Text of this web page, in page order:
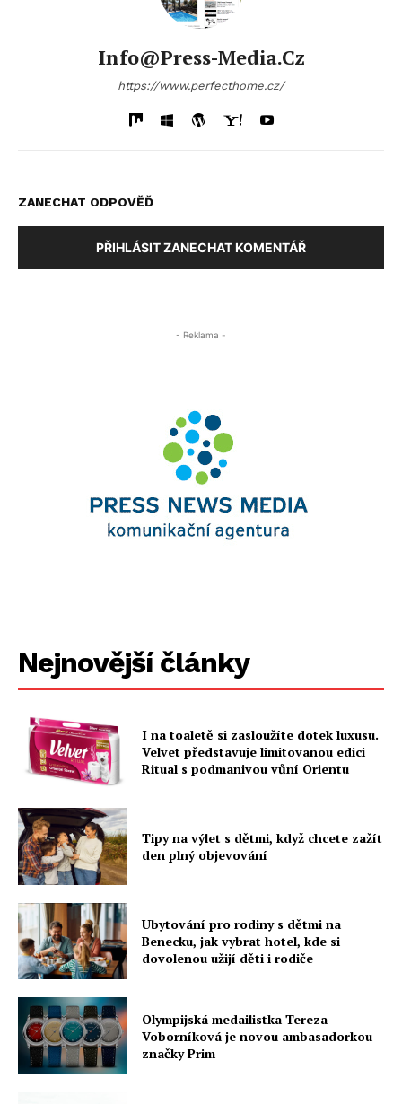
Info@press-Media.cz
https://www.perfecthome.cz/
ZANECHAT ODPOVĚĎ
PŘIHLÁSIT ZANECHAT KOMENTÁŘ
- Reklama -
Nejnovější články
I na toaletě si zasloužíte dotek luxusu.
Velvet představuje limitovanou edici
Ritual s podmanivou vůní Orientu
Tipy na výlet s dětmi, když chcete zažít
den plný objevování
Ubytování pro rodiny s dětmi na
Benecku, jak vybrat hotel, kde si
dovolenou užijí děti i rodiče
Olympijská medailistka Tereza
Voborníková je novou ambasadorkou
značky Prim